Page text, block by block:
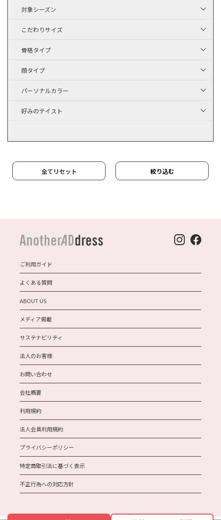
対象シーズン
こだわりサイズ
骨格タイプ
顔タイプ
パーソナルカラー
好みのテイスト
全てリセット 絞り込む
ご利用ガイド
よくある質問
ABOUT US
メディア掲載
サステナビリティ
法人のお客様
お問い合わせ
会社概要
利用規約
法人会員利用規約
プライバシーポリシー
特定商取引法に基づく表示
不正行為への対応方針